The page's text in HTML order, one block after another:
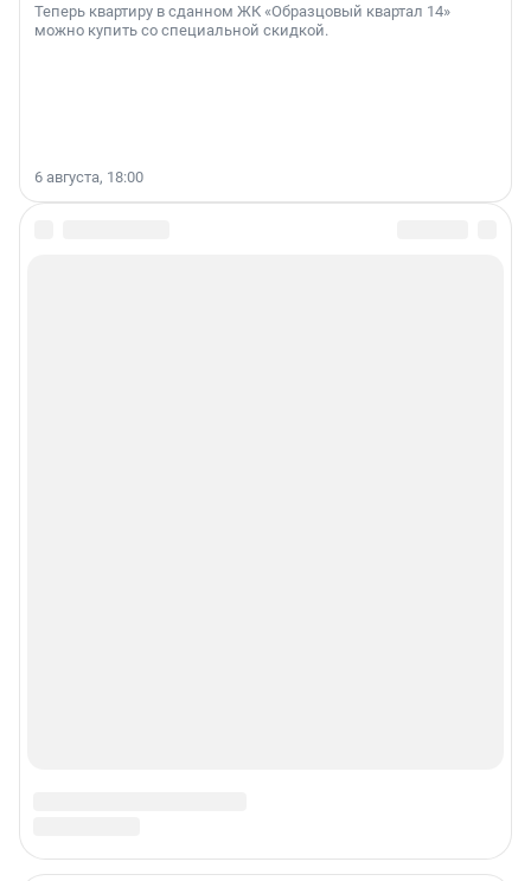
Теперь квартиру в сданном ЖК «Образцовый квартал 14»
можно купить со специальной скидкой.
6 августа, 18:00